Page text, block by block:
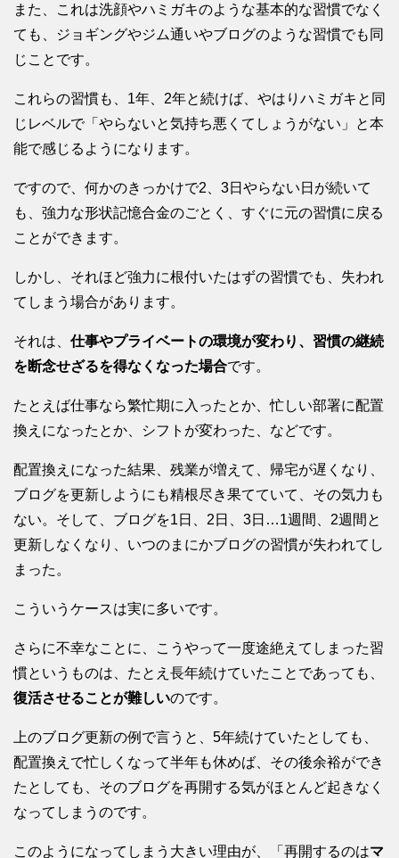
また、これは洗顔やハミガキのような基本的な習慣でなく
ても、ジョギングやジム通いやブログのような習慣でも同
じことです。
これらの習慣も、1年、2年と続けば、やはりハミガキと同
じレベルで「やらないと気持ち悪くてしょうがない」と本
能で感じるようになります。
ですので、何かのきっかけで2、3日やらない日が続いて
も、強力な形状記憶合金のごとく、すぐに元の習慣に戻る
ことができます。
しかし、それほど強力に根付いたはずの習慣でも、失われ
てしまう場合があります。
それは、 仕事やプライベートの環境が変わり、習慣の継続
を断念せざるを得なくなった場合です。
たとえば仕事なら繁忙期に入ったとか、忙しい部署に配置
換えになったとか、シフトが変わった、などです。
配置換えになった結果、残業が増えて、帰宅が遅くなり、
ブログを更新しようにも精根尽き果てていて、その気力も
ない。そして、ブログを1日、2日、3日…1週間、2週間と
更新しなくなり、いつのまにかブログの習慣が失われてし
まった。
こういうケースは実に多いです。
さらに不幸なことに、こうやって一度途絶えてしまった習
慣というものは、たとえ長年続けていたことであっても、
復活させることが難しいのです。
上のブログ更新の例で言うと、5年続けていたとしても、
配置換えで忙しくなって半年も休めば、その後余裕ができ
たとしても、そのブログを再開する気がほとんど起きなく
なってしまうのです。
このようになってしまう大きい理由が、「再開するのはマ